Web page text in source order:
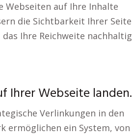
Webseiten auf Ihre Inhalte
die Sichtbarkeit Ihrer Seite
Ihre Reichweite nachhaltig
Ihrer Webseite landen.
Verlinkungen in den
ermöglichen ein System, von